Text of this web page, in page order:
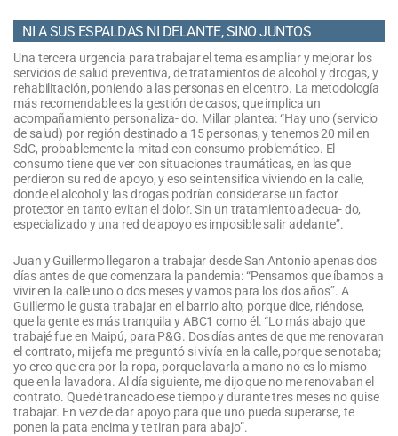
NI A SUS ESPALDAS NI DELANTE, SINO JUNTOS
Una tercera urgencia para trabajar el tema es ampliar y mejorar los
servicios de salud preventiva, de tratamientos de alcohol y drogas, y
rehabilitación, poniendo a las personas en el centro. La metodología
más recomendable es la gestión de casos, que implica un
acompañamiento personaliza- do. Millar plantea: “Hay uno (servicio
de salud) por región destinado a 15 personas, y tenemos 20 mil en
SdC, probablemente la mitad con consumo problemático. El
consumo tiene que ver con situaciones traumáticas, en las que
perdieron su red de apoyo, y eso se intensifica viviendo en la calle,
donde el alcohol y las drogas podrían considerarse un factor
protector en tanto evitan el dolor. Sin un tratamiento adecua- do,
especializado y una red de apoyo es imposible salir adelante”.
Juan y Guillermo llegaron a trabajar desde San Antonio apenas dos
días antes de que comenzara la pandemia: “Pensamos que íbamos a
vivir en la calle uno o dos meses y vamos para los dos años”. A
Guillermo le gusta trabajar en el barrio alto, porque dice, riéndose,
que la gente es más tranquila y ABC1 como él. “Lo más abajo que
trabajé fue en Maipú, para P&G. Dos días antes de que me renovaran
el contrato, mi jefa me preguntó si vivía en la calle, porque se notaba;
yo creo que era por la ropa, porque lavarla a mano no es lo mismo
que en la lavadora. Al día siguiente, me dijo que no me renovaban el
contrato. Quedé trancado ese tiempo y durante tres meses no quise
trabajar. En vez de dar apoyo para que uno pueda superarse, te
ponen la pata encima y te tiran para abajo”.